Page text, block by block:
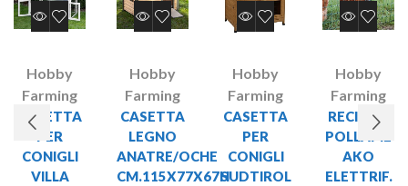
Hobby
Farming
CASETTA
PER
CONIGLI
VILLA
Hobby
Farming
CASETTA
LEGNO
ANATRE/OCHE
CM.115X77X67H
Hobby
Farming
CASETTA
PER
CONIGLI
SUDTIROL
Hobby
Farming
RECINTO
POLLAME
AKO
ELETTRIF.